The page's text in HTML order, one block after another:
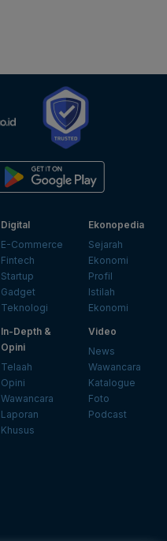
Digital
E-Commerce
Fintech
Startup
Gadget
Teknologi
Ekonopedia
Sejarah
Ekonomi
Profil
Istilah
Ekonomi
In-Depth &
Opini
Telaah
Opini
Wawancara
Laporan
Khusus
Video
News
Wawancara
Katalogue
Foto
Podcast